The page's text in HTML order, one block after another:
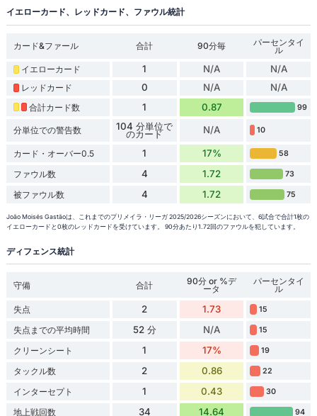
イエローカード、レッドカード、ファウル統計
カード&ファール 合計 90分毎 パーセンタイ
ル
イエローカード
1 N/A N/A
レッドカード 0 N/A N/A
合計カード数 1 0.87 99
分単位での警告数 104 分単位で
のカード N/A 10
カード・オーバー0.5 1 17% 58
ファウル数 4 1.72 73
被ファウル数 4 1.72 75
João Moisés Gastãoは、これまでのプリメイラ・リーガ 2025/2026シーズンにおいて、6試合で合計1枚の
イエローカードと0枚のレッドカードを受けています。 90分あたり1.72回のファウルを犯しています。
ディフェンス統計
守備 合計 90分 or %デ
ータ
パーセンタイ
ル
失点
2 1.73 15
失点までの平均時間 52 分 N/A 15
クリーンシート 1 17% 19
タックル数 2 0.86 22
インターセプト 1 0.43 30
地上戦回数 34 14.64 94